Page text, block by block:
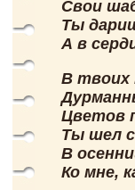
Свои
Ты
А в
В твоих
Цветов
Ты шел
В
Ко мне,